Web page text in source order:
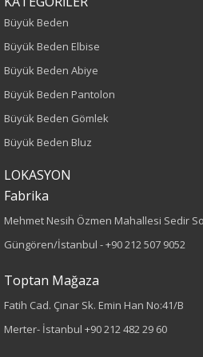
Büyük Beden
Büyük Beden Elbise
Büyük Beden Abiye
Büyük Beden Pantolon
Büyük Beden Gömlek
Büyük Beden Bluz
LOKASYON
Fabrika
Mehmet Nesih Özmen Mahallesi Sedir
Güngören/İstanbul -+90 212 507 9052
Toptan Mağaza
Fatih Cad. Çınar Sk. Emin Han No:41/B
Merter- İstanbul +90 212 482 29 60